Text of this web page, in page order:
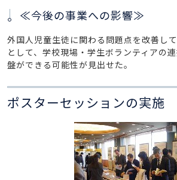
≪今後の事業への影響≫
外国人児童生徒に関わる問題点を改善し
として、学校現場・学生ボランティアの
盤ができる可能性が見出せた。
ポスターセッションの実施